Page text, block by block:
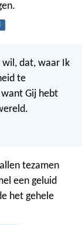
wil, dat, waar Ik
te
Gij hebt
tezamen
een geluid
het gehele